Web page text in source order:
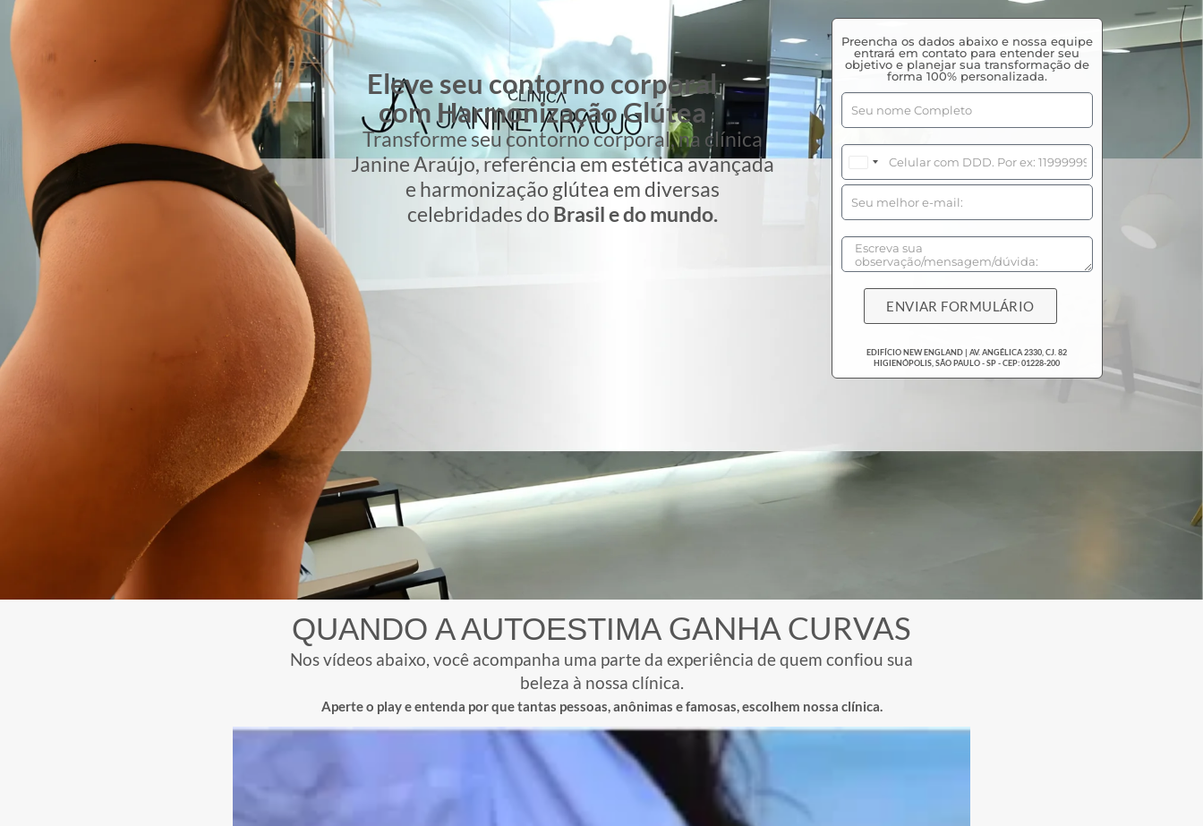
AGENDE UMA CONSULTA!
HARMONIZAÇÃO GLÚTEA SEM MISTÉRIO
O QUE É HARMONIZAÇÃO
GLÚTEA? COMO FUNCIONA?
A harmonização glútea é um dos procedimentos estéticos mais
procurados por quem deseja conquistar curvas mais definidas sem
precisar passar por cirurgia. Ao contrário de intervenções invasivas,
como a gluteoplastia cirúrgica, a harmonização glútea oferece
recuperação quase imediata, permitindo que o paciente retorne à
rotina logo após o procedimento, evitando apenas exercícios físicos
intensos por alguns dias. Antes de qualquer aplicação, é realizada
uma consulta médica detalhada para analisar:
Perfil clínico do paciente
Formato e proporção do corpo
Expectativas e desejos de resultado
Com essas informações, definimos a melhor técnica e o tipo de
produto a ser utilizado para que o resultado seja harmônico e
personalizado.
AGENDE UMA CONSULTA!
VERDADES QUE DEIXAM VOCÊ MAIS
TRANQUILA PARA DECIDIR
HARMONIZAÇÃO GLÚTEA DEIXA O
VERDADE
Quando feita por uma médica qualificada e com
os produtos corretos, com técnica e segurança,